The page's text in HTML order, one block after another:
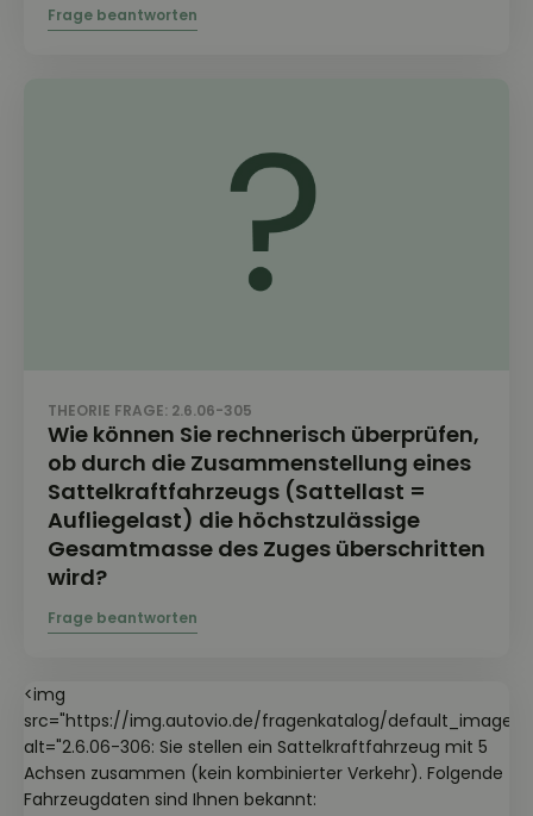
THEORIE FRAGE: 2.6.06-305
Wie können Sie rechnerisch überprüfen,
ob durch die Zusammenstellung eines
Sattelkraftfahrzeugs (Sattellast =
Aufliegelast) die höchstzulässige
Gesamtmasse des Zuges überschritten
wird?
<img
src="https://img.autovio.de/fragenkatalog/
alt="2.6.06-306: Sie stellen ein Sattelkraftfahrzeug mit 5
Achsen zusammen (kein kombinierter Verkehr). Folgende
Fahrzeugdaten sind Ihnen bekannt: